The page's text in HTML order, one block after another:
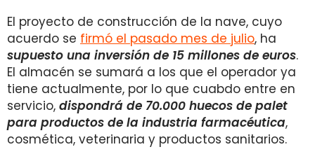
El proyecto de construcción de la nave, cuyo
acuerdo se firmó el pasado mes de julio, ha
supuesto una inversión de 15 millones de euros.
El almacén se sumará a los que el operador ya
tiene actualmente, por lo que cuabdo entre en
servicio, dispondrá de 70.000 huecos de palet
para productos de la industria farmacéutica,
cosmética, veterinaria y productos sanitarios.